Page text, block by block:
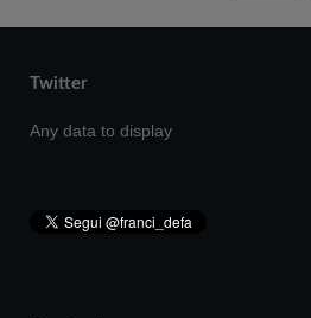
Twitter
Any data to display